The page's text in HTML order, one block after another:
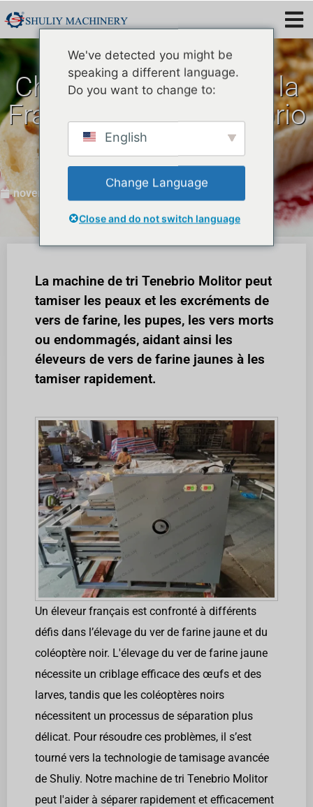
Choix intelligent pour la
France : trieuse Tenebrio
Molitor et trieuse à
coléoptères noirs
novembre 21, 2023
La machine de tri Tenebrio Molitor peut
tamiser les peaux et les excréments de
vers de farine, les pupes, les vers morts
ou endommagés, aidant ainsi les
éleveurs de vers de farine jaunes à les
tamiser rapidement.
Un éleveur français est confronté à différents
défis dans l’élevage du ver de farine jaune et du
coléoptère noir. L'élevage du ver de farine jaune
nécessite un criblage efficace des œufs et des
larves, tandis que les coléoptères noirs
nécessitent un processus de séparation plus
délicat. Pour résoudre ces problèmes, il s’est
tourné vers la technologie de tamisage avancée
de Shuliy. Notre machine de tri Tenebrio Molitor
peut l'aider à séparer rapidement et efficacement
We've detected you might be
speaking a different language.
Do you want to change to:
English
Change Language
Close and do not switch language